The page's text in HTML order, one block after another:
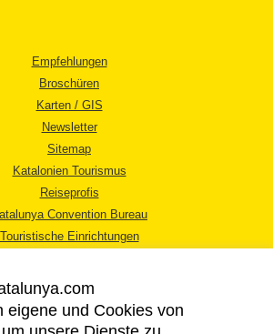
Empfehlungen
Broschüren
Karten / GIS
Newsletter
Sitemap
Katalonien Tourismus
Reiseprofis
Convention Bureau
Touristische Einrichtungen
eigene und Cookies von